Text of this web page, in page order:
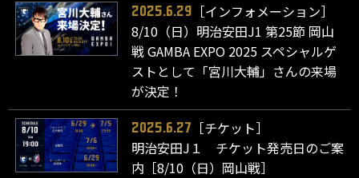
2025.6.29
［インフォメーション］
8/10（日）明治安田J1 第25節 岡山
戦 GAMBA EXPO 2025 スペシャルゲ
ストとして「宮川大輔」さんの来場
が決定！
2025.6.27
［チケット］
明治安田J１ チケット発売日のご案
内［8/10（日）岡山戦］